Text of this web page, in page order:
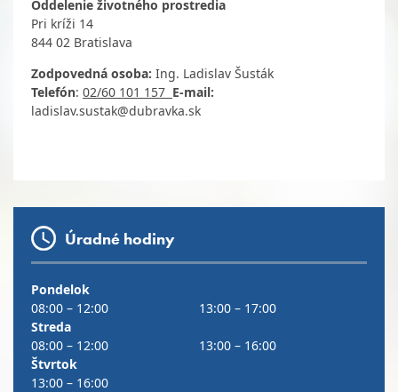
Oddelenie životného prostredia
Pri kríži 14
844 02 Bratislava
Zodpovedná osoba: Ing. Ladislav Šusták
Telefón: 02/60 101 157 E-mail:
ladislav.sustak@dubravka.sk
Úradné hodiny
Pondelok
08:00 – 12:00
13:00 – 17:00
Streda
08:00 – 12:00
13:00 – 16:00
Štvrtok
13:00 – 16:00